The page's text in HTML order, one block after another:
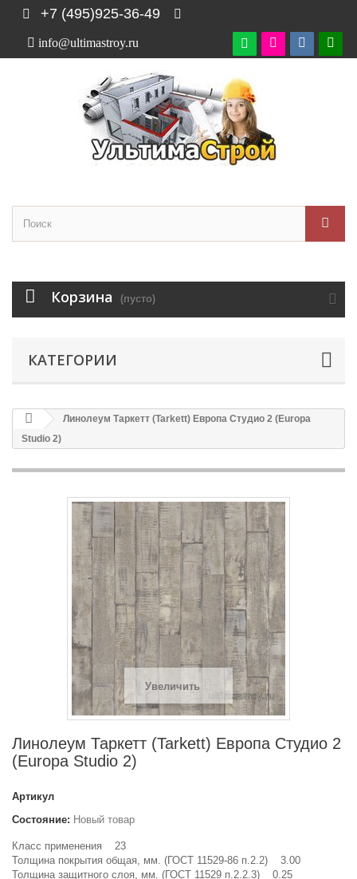
+7 (495)925-36-49

info@ultimastroy.ru
Корзина (пусто)
КАТЕГОРИИ
Линолеум Таркетт (Tarkett) Европа Студио 2 (Europa
Studio 2)
Увеличить
Линолеум Таркетт (Tarkett) Европа Студио 2
(Europa Studio 2)
Артикул
Состояние: Новый товар
Класс применения 23
Толщина покрытия общая, мм. (ГОСТ 11529-86 п.2.2) 3.00
Толщина защитного слоя, мм. (ГОСТ 11529 п.2.2.3) 0.25